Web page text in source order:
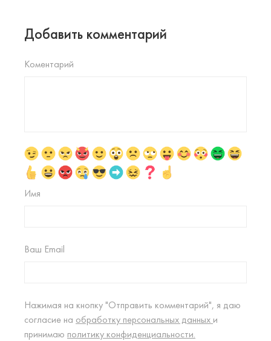
Добавить комментарий
Коментарий
Имя
Ваш Email
Нажимая на кнопку "Отправить комментарий", я даю
согласие на обработку персональных данных и
принимаю политику конфиденциальности.